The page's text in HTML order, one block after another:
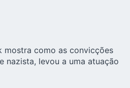
mostra como as convicções
nazista, levou a uma atuação